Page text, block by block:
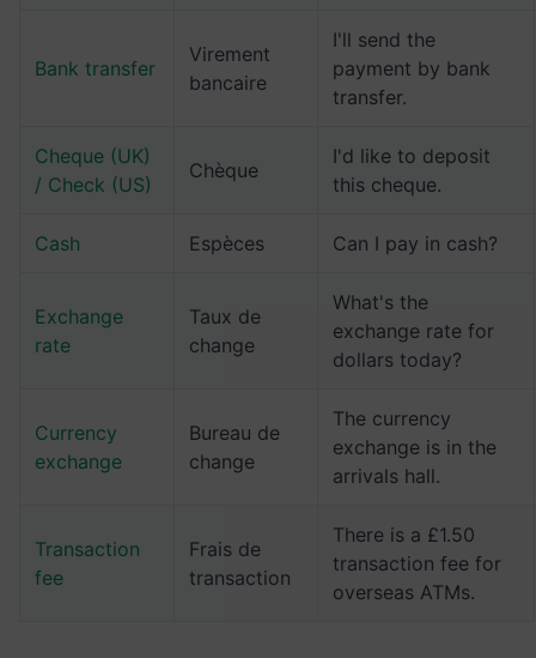
Bank transfer
Virement
bancaire
I'll send the
payment by bank
transfer.
Cheque (UK)
/ Check (US)
Chèque
I'd like to deposit
this cheque.
Cash Espèces Can I pay in cash?
Exchange
rate
Taux de
change
What's the
exchange rate for
dollars today?
Currency
exchange
Bureau de
change
The currency
exchange is in the
arrivals hall.
Transaction
fee
Frais de
transaction
There is a £1.50
transaction fee for
overseas ATMs.